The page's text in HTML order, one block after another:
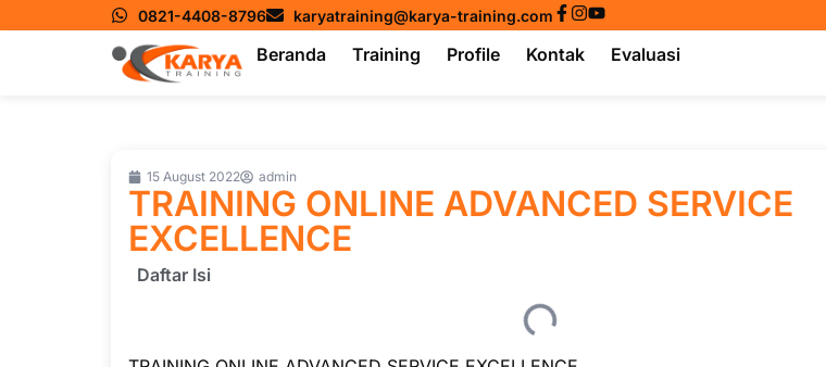
0821-4408-8796 karyatraining@karya-training.com
Beranda Training Profile Kontak Evaluasi
15 August 2022 admin
TRAINING ONLINE ADVANCED SERVICE
EXCELLENCE
Daftar Isi